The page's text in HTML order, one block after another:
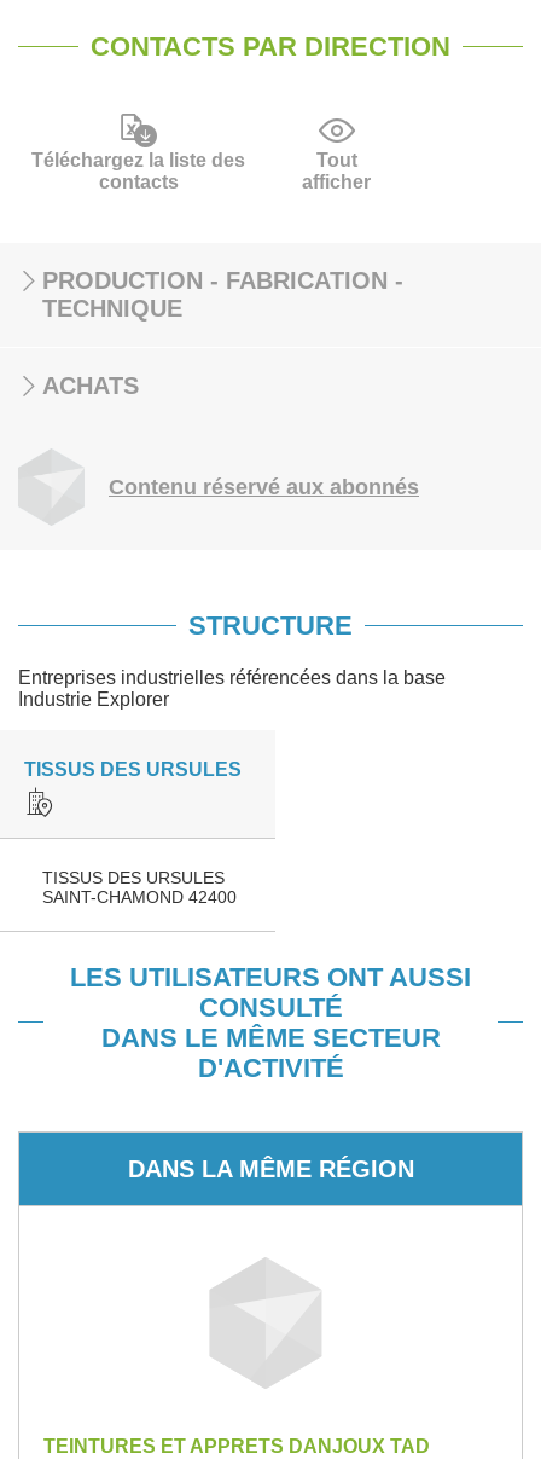
CONTACTS PAR DIRECTION
Téléchargez la liste des
contacts
Tout
afficher
PRODUCTION - FABRICATION -
TECHNIQUE
ACHATS
Contenu réservé aux abonnés
STRUCTURE
Entreprises industrielles référencées dans la base
Industrie Explorer
TISSUS DES URSULES
TISSUS DES URSULES
SAINT-CHAMOND 42400
LES UTILISATEURS ONT AUSSI
CONSULTÉ
DANS LE MÊME SECTEUR
D'ACTIVITÉ
DANS LA MÊME RÉGION
TEINTURES ET APPRETS DANJOUX TAD